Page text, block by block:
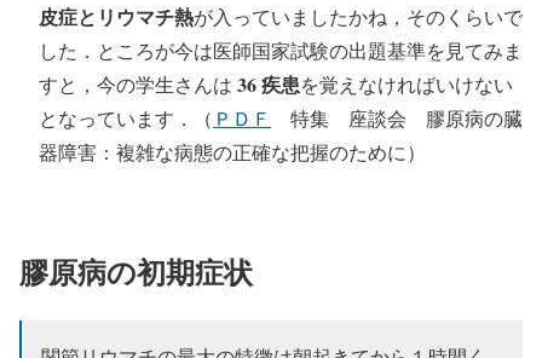
皮症とリウマチ熱が入っていましたかね，そのくらいで
した．ところが今は医師国家試験の出題基準を見てみま
すと，今の学生さんは 36 疾患を覚えなければいけない
となっています．（ ＰＤＦ
特集 座談会 膠原病の臓
器障害：複雑な病態の正確な把握のために）
膠原病の初期症状